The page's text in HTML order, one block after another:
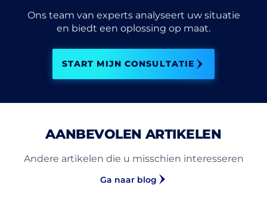
Ons team van experts analyseert uw situatie
en biedt een oplossing op maat.
START MIJN CONSULTATIE
AANBEVOLEN ARTIKELEN
Andere artikelen die u misschien interesseren
Ga naar blog